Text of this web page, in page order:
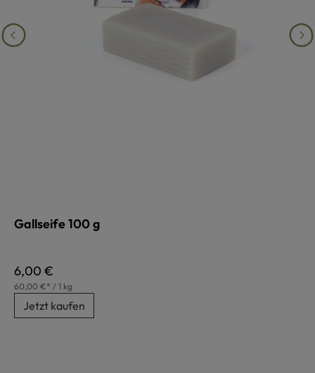
Gallseife 100 g
Regulärer Preis:
6,00 €
60,00 €* / 1 kg
Jetzt kaufen